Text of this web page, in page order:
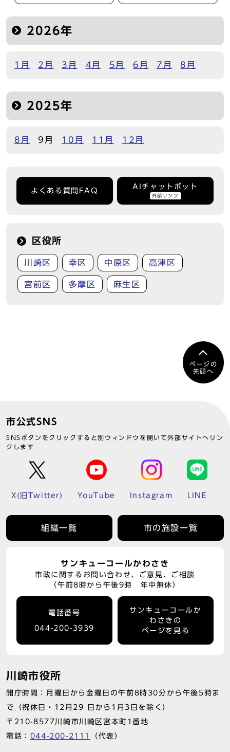
2026年
1月 2月 3月 4月 5月 6月 7月 8月
2025年
8月 9月 10月 11月 12月
よくある質問FAQ
AIチャットボット
外部リンク
区役所
川崎区 幸区 中原区 高津区
宮前区 多摩区 麻生区
ページの
先頭へ
市公式SNS
SNSボタンをクリックすると別ウィンドウを開いて外部サイトへリン
クします
X(旧Twitter) YouTube Instagram LINE
組織一覧 市の施設一覧
サンキューコールかわさき
市政に関するお問い合わせ、ご意見、ご相談
（午前8時から午後9時 年中無休）
電話番号
044-200-3939
サンキューコールか
わさきの
ページを見る
川崎市役所
開庁時間：月曜日から金曜日の午前8時30分から午後5時ま
で（祝休日・12月29 日から1月3日を除く）
〒210-8577川崎市川崎区宮本町1番地
電話： 044-200-2111 （代表）